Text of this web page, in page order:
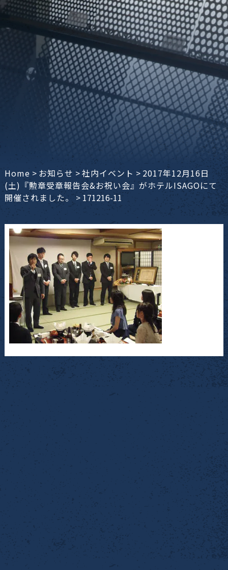
Home > お知らせ >社内イベント > 2017年12月16日
(土)『勲章受章報告会&お祝い会』がホテルISAGOにて
開催されました。
> 171216-11